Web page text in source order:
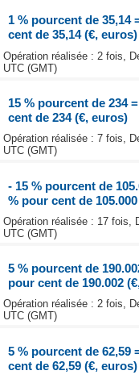
1 % pourcent de 35,14
cent de 35,14 (€, euros)
Opération réalisée : 2 fois,
UTC (GMT)
15 % pourcent de 234
cent de 234 (€, euros)
Opération réalisée : 7 fois,
UTC (GMT)
- 15 % pourcent de
% pour cent de
Opération réalisée : 17 fois,
UTC (GMT)
5 % pourcent de
pour cent de 190.002
Opération réalisée : 2 fois,
UTC (GMT)
5 % pourcent de 62,59
cent de 62,59 (€, euros)